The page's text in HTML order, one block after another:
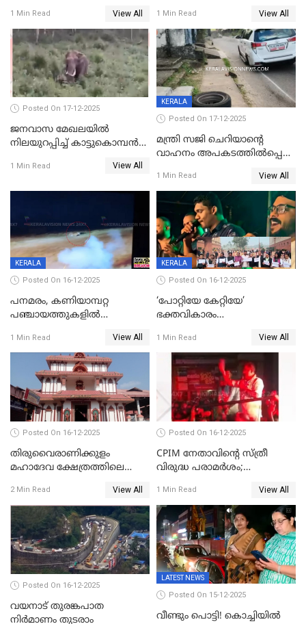
1 Min Read View All
ക്ലാസ് വിദ്യാർത്ഥിനി മരിച്ചു
1 Min Read View All
Posted On 17-12-2025
ജനവാസ മേഖലയില്‍
നിലയുറപ്പിച്ച് കാട്ടുകൊമ്പന്‍
1 Min Read View All
KERALA
Posted On 17-12-2025
മന്ത്രി സജി ചെറിയാന്റെ
വാഹനം അപകടത്തിൽപ്പെട്ടു;
രക്ഷപ്പെട്ടത് തലനാരിടയ്ക്ക്
1 Min Read View All
KERALA
Posted On 16-12-2025
പനമരം, കണിയാമ്പറ്റ
പഞ്ചായത്തുകളിൽ
സ്ഥാപനങ്ങൾക്ക് അവധി
1 Min Read View All
KERALA
Posted On 16-12-2025
‘പോറ്റിയേ കേറ്റിയേ’
ഭക്തവികാരം
ഡിജിപിക്ക് പരാതി; ശക്തമായ
നടപടി വേണമെന്നു
സിപിഐഎമ്മും
1 Min Read View All
Posted On 16-12-2025
തിരുവൈരാണിക്കുളം
മഹാദേവ ക്ഷേത്രത്തിലെ
ജനുവരി 2 ന് തുടക്കമാകും
2 Min Read View All
Posted On 16-12-2025
CPIM നേതാവിൻ്റെ സ്ത്രീ
വിരുദ്ധ പരാമർശം;
1 Min Read View All
Posted On 16-12-2025
വയനാട് തുരങ്കപാത
നിർമാണം തുടരാം
LATEST NEWS
Posted On 15-12-2025
വീണ്ടും പൊട്ടി! കൊച്ചിയിൽ